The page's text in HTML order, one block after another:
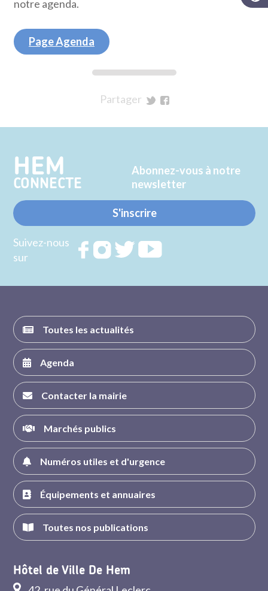
notre agenda.
Page Agenda
Partager
Twitter
Facebook
HEM
CONNECTE
Abonnez-vous à notre
newsletter
S'inscrire
Suivez-nous
sur
RejoignezRejoignezRejoignez
Toutes les actualités
Agenda
Contacter la mairie
Marchés publics
Numéros utiles et d'urgence
Équipements et annuaires
Toutes nos publications
Hôtel de Ville De Hem